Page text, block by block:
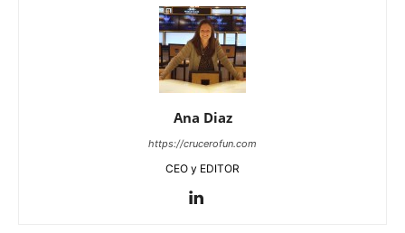
Ana Diaz
https://crucerofun.com
CEO y EDITOR